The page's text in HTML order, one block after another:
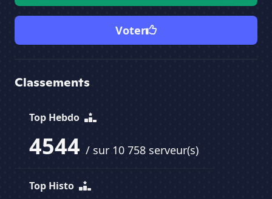
Voter
Classements
Top Hebdo
4544 / sur 10 758 serveur(s)
Top Histo